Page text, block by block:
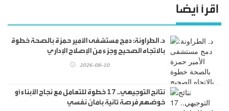
اقرأ أيضا
د. الطراونة: دمج مستشفى الأمير حمزة بالصحة خطوة
بالاتجاه الصحيح وجزء من الإصلاح الإداري
2026-08-10
نتائج التوجيهي.. 17 خطوة للتعامل مع نجاح الأبناء أو
خوضهم فرصة ثانية بأمان نفسي